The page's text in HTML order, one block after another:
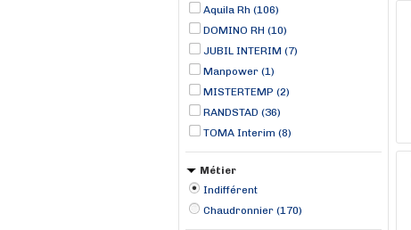
Aquila Rh (106)
DOMINO RH (10)
JUBIL INTERIM (7)
Manpower (1)
MISTERTEMP (2)
RANDSTAD (36)
TOMA Interim (8)
Métier
Indifférent
Chaudronnier (170)